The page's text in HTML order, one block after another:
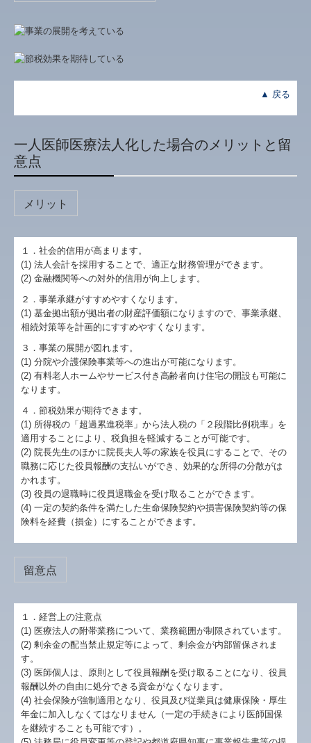
▲ 戻る
一人医師医療法人化した場合のメリットと留
意点
メリット
１．社会的信用が高まります。
(1) 法人会計を採用することで、適正な財務管理ができます。
(2) 金融機関等への対外的信用が向上します。
２．事業承継がすすめやすくなります。
(1) 基金拠出額が拠出者の財産評価額になりますので、事業承継、
相続対策等を計画的にすすめやすくなります。
３．事業の展開が図れます。
(1) 分院や介護保険事業等への進出が可能になります。
(2) 有料老人ホームやサービス付き高齢者向け住宅の開設も可能に
なります。
４．節税効果が期待できます。
(1) 所得税の「超過累進税率」から法人税の「２段階比例税率」を
適用することにより、税負担を軽減することが可能です。
(2) 院長先生のほかに院長夫人等の家族を役員にすることで、その
職務に応じた役員報酬の支払いができ、効果的な所得の分散がは
かれます。
(3) 役員の退職時に役員退職金を受け取ることができます。
(4) 一定の契約条件を満たした生命保険契約や損害保険契約等の保
険料を経費（損金）にすることができます。
留意点
１．経営上の注意点
(1) 医療法人の附帯業務について、業務範囲が制限されています。
(2) 剰余金の配当禁止規定等によって、剰余金が内部留保されま
す。
(3) 医師個人は、原則として役員報酬を受け取ることになり、役員
報酬以外の自由に処分できる資金がなくなります。
(4) 社会保険が強制適用となり、役員及び従業員は健康保険・厚生
年金に加入しなくてはなりません（一定の手続きにより医師国保
を継続することも可能です）。